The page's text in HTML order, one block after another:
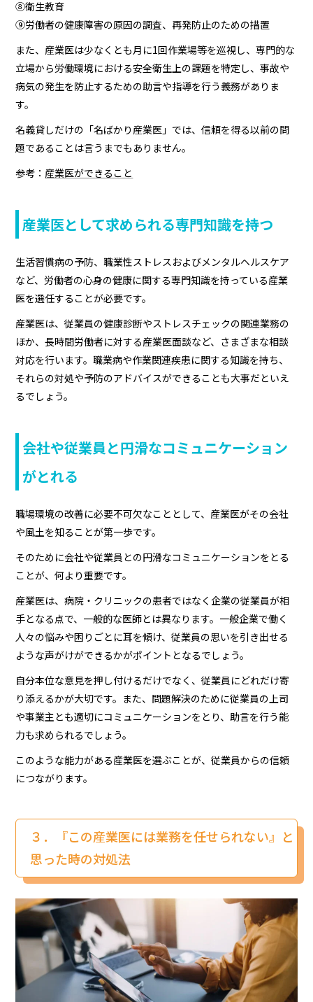
⑧衛生教育
⑨労働者の健康障害の原因の調査、再発防止のための措置
また、産業医は少なくとも月に1回作業場等を巡視し、専門的な
立場から労働環境における安全衛生上の課題を特定し、事故や
病気の発生を防止するための助言や指導を行う義務がありま
す。
名義貸しだけの「名ばかり産業医」では、信頼を得る以前の問
題であることは言うまでもありません。
参考： 産業医ができること
産業医として求められる専門知識を持つ
生活習慣病の予防、職業性ストレスおよびメンタルヘルスケア
など、労働者の心身の健康に関する専門知識を持っている産業
医を選任することが必要です。
産業医は、従業員の健康診断やストレスチェックの関連業務の
ほか、長時間労働者に対する産業医面談など、さまざまな相談
対応を行います。職業病や作業関連疾患に関する知識を持ち、
それらの対処や予防のアドバイスができることも大事だといえ
るでしょう。
会社や従業員と円滑なコミュニケーション
がとれる
職場環境の改善に必要不可欠なこととして、産業医がその会社
や風土を知ることが第一歩です。
そのために会社や従業員との円滑なコミュニケーションをとる
ことが、何より重要です。
産業医は、病院・クリニックの患者ではなく企業の従業員が相
手となる点で、一般的な医師とは異なります。一般企業で働く
人々の悩みや困りごとに耳を傾け、従業員の思いを引き出せる
ような声がけができるかがポイントとなるでしょう。
自分本位な意見を押し付けるだけでなく、従業員にどれだけ寄
り添えるかが大切です。また、問題解決のために従業員の上司
や事業主とも適切にコミュニケーションをとり、助言を行う能
力も求められるでしょう。
このような能力がある産業医を選ぶことが、従業員からの信頼
につながります。
３．『この産業医には業務を任せられない』と
思った時の対処法